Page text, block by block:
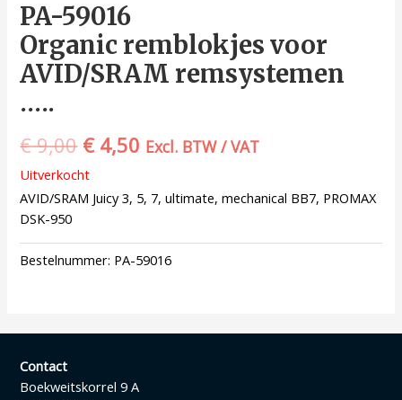
PA-59016
Organic remblokjes voor
AVID/SRAM remsystemen
…..
€9,00 €4,50 Excl. BTW / VAT
Uitverkocht
AVID/SRAM Juicy 3, 5, 7, ultimate, mechanical BB7, PROMAX
DSK-950
Bestelnummer: PA-59016
Contact
Boekweitskorrel 9 A